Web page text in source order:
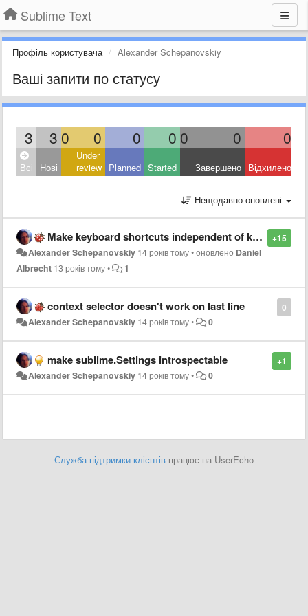
Sublime Text
Профіль користувача Alexander Schepanovskiy
Ваші запити по статусу
3 3 0 0 0 0 0 0 0
Всі Нові
Under
review Planned Started Завершено Відхилено
Нещодавно оновлені
+15
Make keyboard shortcuts independent of keyboard layout
Alexander Schepanovskiy 14 років тому•оновлено Daniel
Albrecht 13 років тому• 1
0
context selector doesn't work on last line
Alexander Schepanovskiy 14 років тому• 0
+1
make sublime.Settings introspectable
Alexander Schepanovskiy 14 років тому• 0
Служба підтримки клієнтів працює на UserEcho